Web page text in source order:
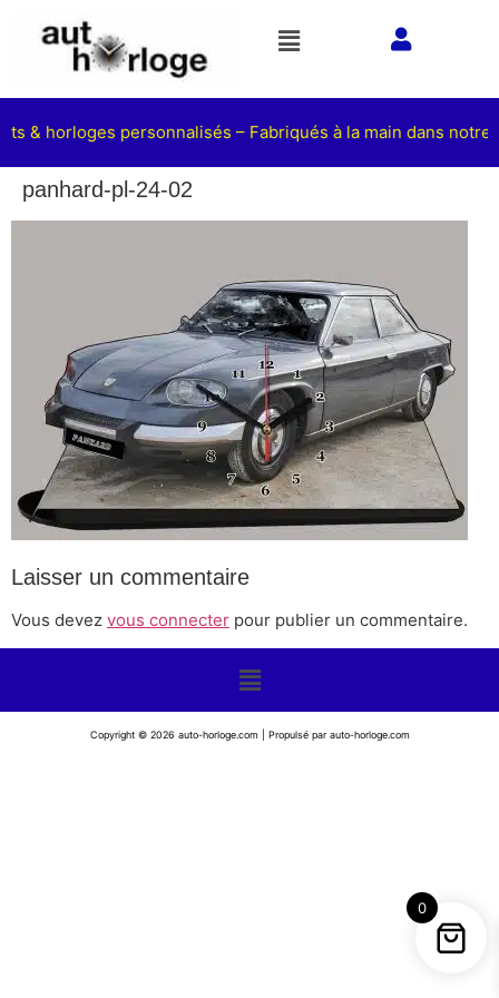
& horloges personnalisés – Fabriqués à la main dans
panhard-pl-24-02
Laisser un commentaire
Vous devez vous connecter pour publier un commentaire.
Copyright © 2026 auto-horloge.com | Propulsé par auto-horloge.com
0